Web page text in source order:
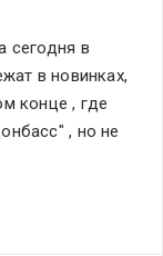
сегодня в
в новинках,
конце , где
, но не